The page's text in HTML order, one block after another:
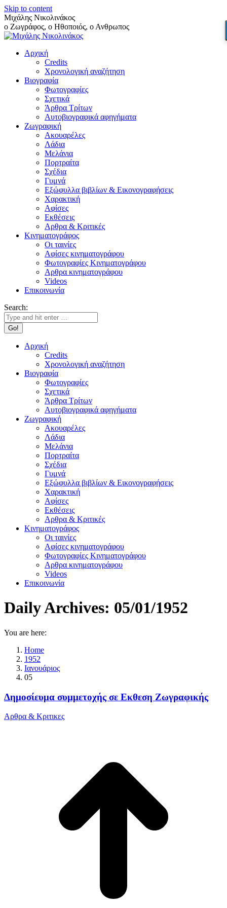
Skip to content
Μιχάλης Νικολινάκος
ο Ζωγράφος, ο Ηθοποιός, ο Ανθρωπος
Αρχική
Credits
Χρονολογική αναζήτηση
Βιογραφία
Φωτογραφίες
Σχετικά
Άρθρα Τρίτων
Αυτοβιογραφικά αφηγήματα
Ζωγραφική
Ακουαρέλες
Λάδια
Μελάνια
Πορτραίτα
Σχέδια
Γυμνά
Εξώφυλλα βιβλίων & Εικονογραφήσεις
Χαρακτική
Αφίσες
Εκθέσεις
Αρθρα & Κριτικές
Κινηματογράφος
Οι ταινίες
Αφίσες κινηματογράφου
Φωτογραφίες Κινηματογράφου
Αρθρα κινηματογράφου
Videos
Επικοινωνία
Search:
Αρχική
Credits
Χρονολογική αναζήτηση
Βιογραφία
Φωτογραφίες
Σχετικά
Άρθρα Τρίτων
Αυτοβιογραφικά αφηγήματα
Ζωγραφική
Ακουαρέλες
Λάδια
Μελάνια
Πορτραίτα
Σχέδια
Γυμνά
Εξώφυλλα βιβλίων & Εικονογραφήσεις
Χαρακτική
Αφίσες
Εκθέσεις
Αρθρα & Κριτικές
Κινηματογράφος
Οι ταινίες
Αφίσες κινηματογράφου
Φωτογραφίες Κινηματογράφου
Αρθρα κινηματογράφου
Videos
Επικοινωνία
Daily Archives: 05/01/1952
You are here:
Home
1952
Ιανουάριος
05
Δημοσίευμα συμμετοχής σε Εκθεση Ζωγραφικής
Αρθρα & Κριτικες